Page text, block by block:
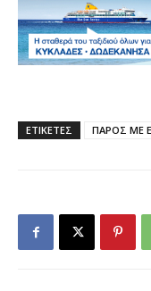
ΕΤΙΚΕΤΕΣ ΠΑΡΟΣ ΜΕ